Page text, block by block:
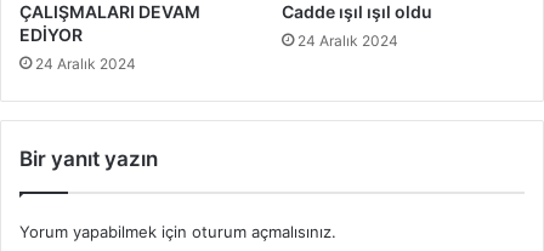
ÇALIŞMALARI DEVAM
EDİYOR
24 Aralık 2024
Cadde ışıl ışıl oldu
24 Aralık 2024
Bir yanıt yazın
Yorum yapabilmek için oturum açmalısınız.